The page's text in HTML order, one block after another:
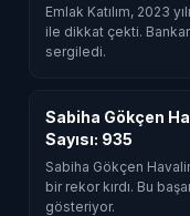
Emlak Katılım, 2023
ile dikkat çekti.
sergiledi.
Sabiha Gökçen
Sayısı: 935
Sabiha Gökçen
bir rekor kırdı. Bu
gösteriyor.